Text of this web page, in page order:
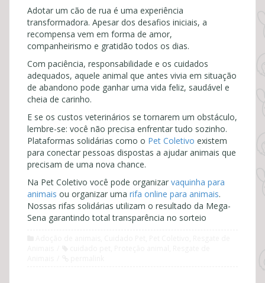
Adotar um cão de rua é uma experiência
transformadora. Apesar dos desafios iniciais, a
recompensa vem em forma de amor,
companheirismo e gratidão todos os dias.
Com paciência, responsabilidade e os cuidados
adequados, aquele animal que antes vivia em situação
de abandono pode ganhar uma vida feliz, saudável e
cheia de carinho.
E se os custos veterinários se tornarem um obstáculo,
lembre-se: você não precisa enfrentar tudo sozinho.
Plataformas solidárias como o Pet Coletivo existem
para conectar pessoas dispostas a ajudar animais que
precisam de uma nova chance.
Na Pet Coletivo você pode organizar vaquinha para
animais ou organizar uma rifa online para animais.
Nossas rifas solidárias utilizam o resultado da Mega-
Sena garantindo total transparência no sorteio